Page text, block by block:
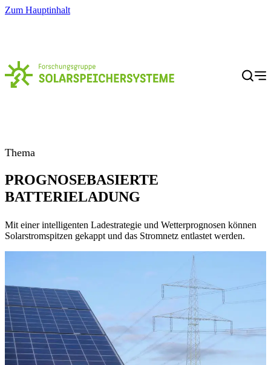
Zum Hauptinhalt
Menü
Thema
PROGNOSEBASIERTE
BATTERIELADUNG
Mit einer intelligenten Ladestrategie und Wetterprognosen können
Solarstromspitzen gekappt und das Stromnetz entlastet werden.